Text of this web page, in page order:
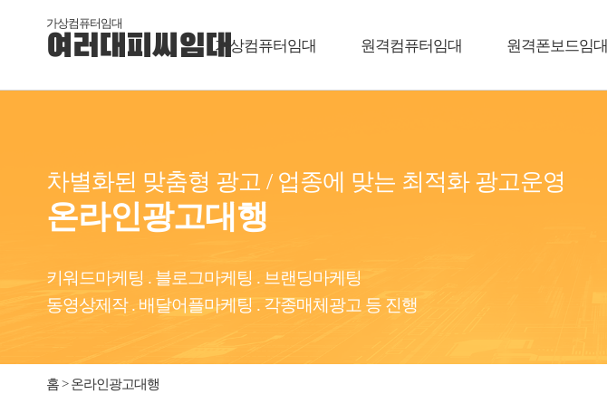
가상컴퓨터임대
여러대피씨임대가상컴퓨터임대 원격컴퓨터임대 원격폰보드임대
차별화된 맞춤형 광고 / 업종에 맞는 최적화 광고운영
온라인광고대행
키워드마케팅 . 블로그마케팅 . 브랜딩마케팅
동영상제작 . 배달어플마케팅 . 각종매체광고 등 진행
홈 > 온라인광고대행